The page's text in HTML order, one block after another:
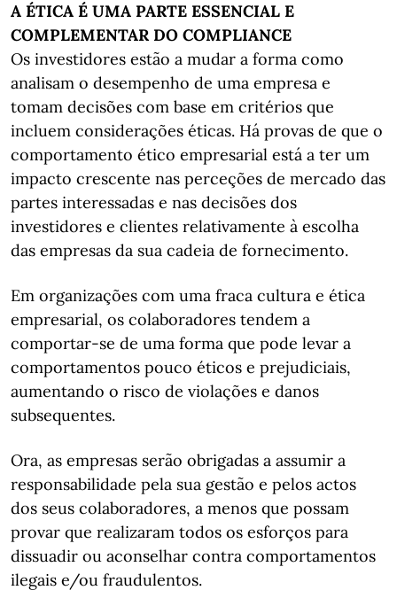
A ÉTICA É UMA PARTE ESSENCIAL E
COMPLEMENTAR DO COMPLIANCE
Os investidores estão a mudar a forma como
analisam o desempenho de uma empresa e
tomam decisões com base em critérios que
incluem considerações éticas. Há provas de que o
comportamento ético empresarial está a ter um
impacto crescente nas perceções de mercado das
partes interessadas e nas decisões dos
investidores e clientes relativamente à escolha
das empresas da sua cadeia de fornecimento.
Em organizações com uma fraca cultura e ética
empresarial, os colaboradores tendem a
comportar-se de uma forma que pode levar a
comportamentos pouco éticos e prejudiciais,
aumentando o risco de violações e danos
subsequentes.
Ora, as empresas serão obrigadas a assumir a
responsabilidade pela sua gestão e pelos actos
dos seus colaboradores, a menos que possam
provar que realizaram todos os esforços para
dissuadir ou aconselhar contra comportamentos
ilegais e/ou fraudulentos.